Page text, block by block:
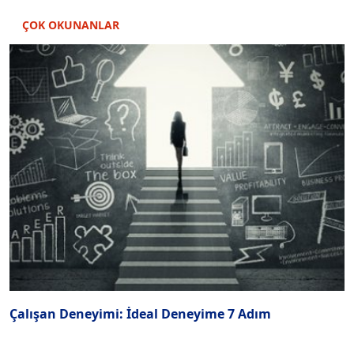
ÇOK OKUNANLAR
Çalışan Deneyimi: İdeal Deneyime 7 Adım